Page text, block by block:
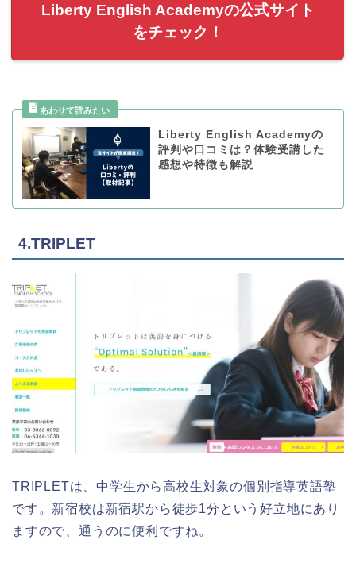
Liberty English Academyの公式サイト
をチェック！
Liberty English Academyの
評判や口コミは？体験受講した
感想や特徴も解説
4.TRIPLET
TRIPLETは、中学生から高校生対象の個別指導英語塾
です。新宿校は新宿駅から徒歩1分という好立地にあり
ますので、通うのに便利ですね。